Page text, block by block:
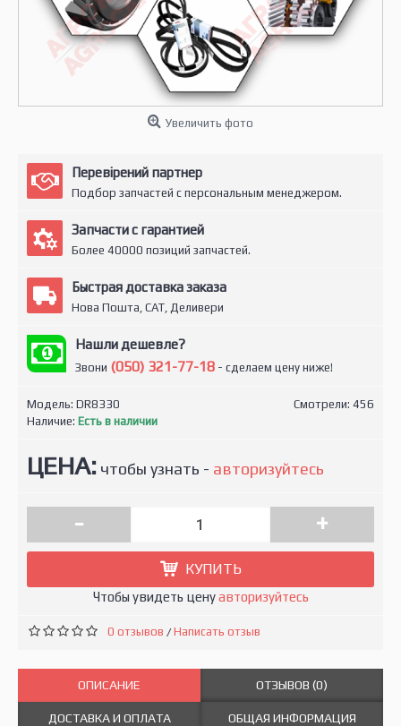
Увеличить фото
Перевірений партнер
Подбор запчастей с персональным менеджером.
Запчасти с гарантией
Более 40000 позиций запчастей.
Быстрая доставка заказа
Нова Пошта, САТ, Деливери
Нашли дешевле?
Звони (050) 321-77-18 - сделаем цену ниже!
Смотрели: 456
Модель: DR8330
Наличие: Есть в наличии
ЦЕНА: чтобы узнать - авторизуйтесь
- +
КУПИТЬ
Чтобы увидеть ценуавторизуйтесь
0 отзывов /Написать отзыв
ОПИСАНИЕ ОТЗЫВОВ (0)
ДОСТАВКА И ОПЛАТА ОБЩАЯ ИНФОРМАЦИЯ